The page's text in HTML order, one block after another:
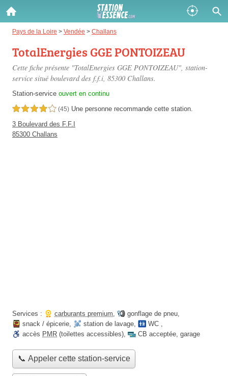
Pays de la Loire > Vendée > Challans
TotalEnergies GGE PONTOIZEAU
Cette fiche présente "TotalEnergies GGE PONTOIZEAU", station-
service situé boulevard des f.f.i, 85300 Challans.
Station-service ouvert en continu
4,0 étoiles sur 5 (45) Une personne recommande cette station.
3 Boulevard des F.F.I
85300 Challans
Services : carburants premium, gonflage de pneu,
snack / épicerie, station de lavage, WC ,
accès PMR (toilettes accessibles), CB acceptée, garage
📞 Appeler cette station-service
Gazole :
Disponible Épuisé
SP 98 :
Disponible
SP 95 :
Disponible